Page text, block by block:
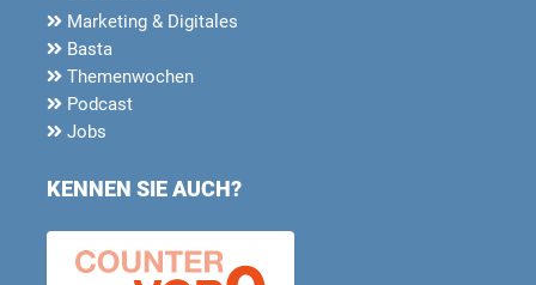
Marketing & Digitales
Basta
Themenwochen
Podcast
Jobs
KENNEN SIE AUCH?